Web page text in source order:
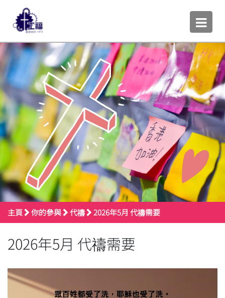
主頁 你的參與 代禱 2026年5月 代禱需要
2026年5月 代禱需要